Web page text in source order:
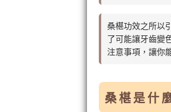
桑椹功效之所以
了可能讓牙齒變
注意事項，讓你
桑椹是什